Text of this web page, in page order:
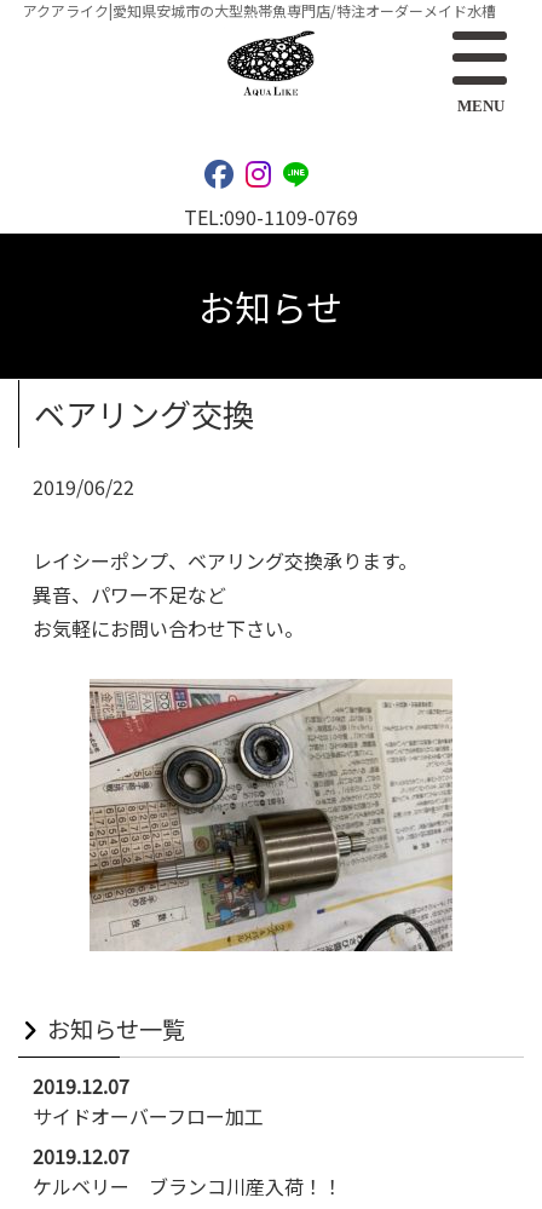
アクアライク|愛知県安城市の大型熱帯魚専門店/特注オーダーメイド水槽
MENU
TEL:090-1109-0769
お知らせ
ベアリング交換
2019/06/22
レイシーポンプ、ベアリング交換承ります。
異音、パワー不足など
お気軽にお問い合わせ下さい。
お知らせ一覧
2019.12.07
サイドオーバーフロー加工
2019.12.07
ケルベリー ブランコ川産入荷！！